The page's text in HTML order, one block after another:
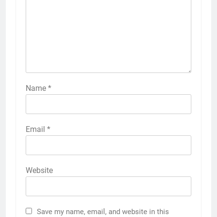
Name *
Email *
Website
Save my name, email, and website in this